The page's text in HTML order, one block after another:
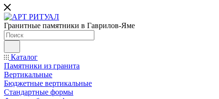
Гранитные памятники в Гаврилов-Яме
Каталог
Памятники из гранита
Вертикальные
Бюджетные вертикальные
Стандартные формы